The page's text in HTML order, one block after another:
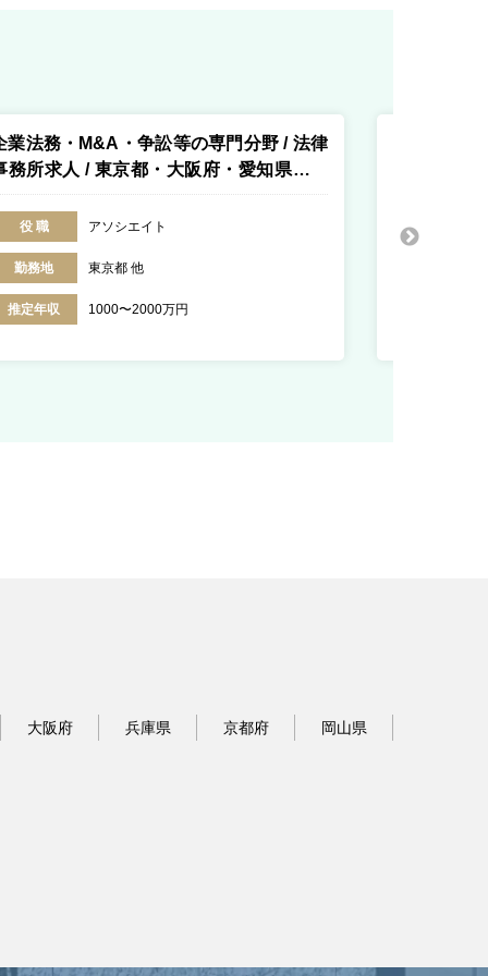
業法務・M&A・争訟等の専門分野 / 法律
務所求人 / 東京都・大阪府・愛知県・福
県・香川県・北海道
役 職 アソシエイト
勤務地 東京都 他
推定年収 1000〜2000万円
大阪府 兵庫県 京都府 岡山県